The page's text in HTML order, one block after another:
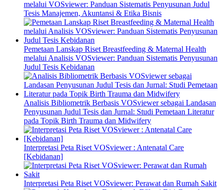
melalui VOSviewer: Panduan Sistematis Penyusunan Judul
Tesis Manajemen, Akuntansi & Etika Bisnis
Pemetaan Lanskap Riset Breastfeeding & Maternal Health
melalui Analisis VOSviewer: Panduan Sistematis Penyusunan
Judul Tesis Kebidanan
Analisis Bibliometrik Berbasis VOSviewer sebagai Landasan
Penyusunan Judul Tesis dan Jurnal: Studi Pemetaan Literatur
pada Topik Birth Trauma dan Midwifery
Interpretasi Peta Riset VOSviewer : Antenatal Care
[Kebidanan]
Interpretasi Peta Riset VOSviewer: Perawat dan Rumah Sakit